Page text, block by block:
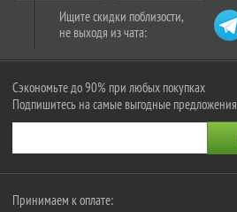
Ищите скидки поблизости,
не выходя из чата:
Сэкономьте до 90% при любых покупках
Подпишитесь на самые выгодные предложения
Принимаем к оплате: